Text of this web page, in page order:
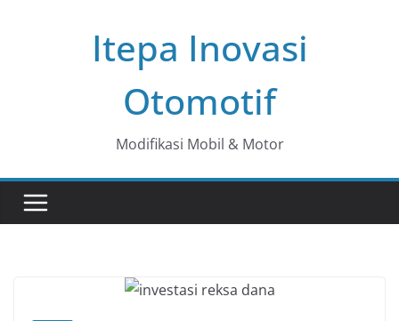
Itepa Inovasi
Otomotif
Modifikasi Mobil & Motor